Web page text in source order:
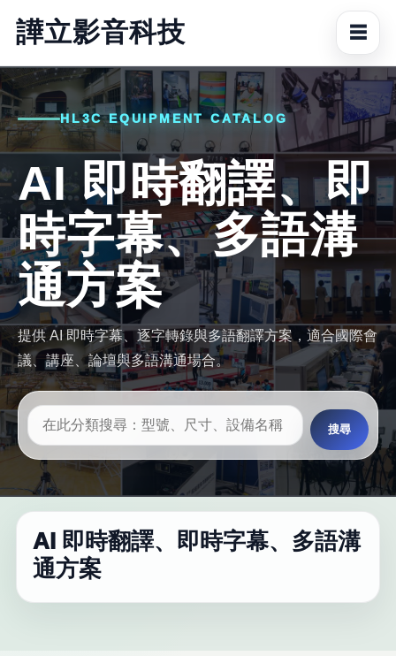
譁立影音科技 ☰
HL3C EQUIPMENT CATALOG
AI 即時翻譯、即
時字幕、多語溝
通方案
提供 AI 即時字幕、逐字轉錄與多語翻譯方案，適合國際會
議、講座、論壇與多語溝通場合。
搜尋
AI 即時翻譯、即時字幕、多語溝
通方案